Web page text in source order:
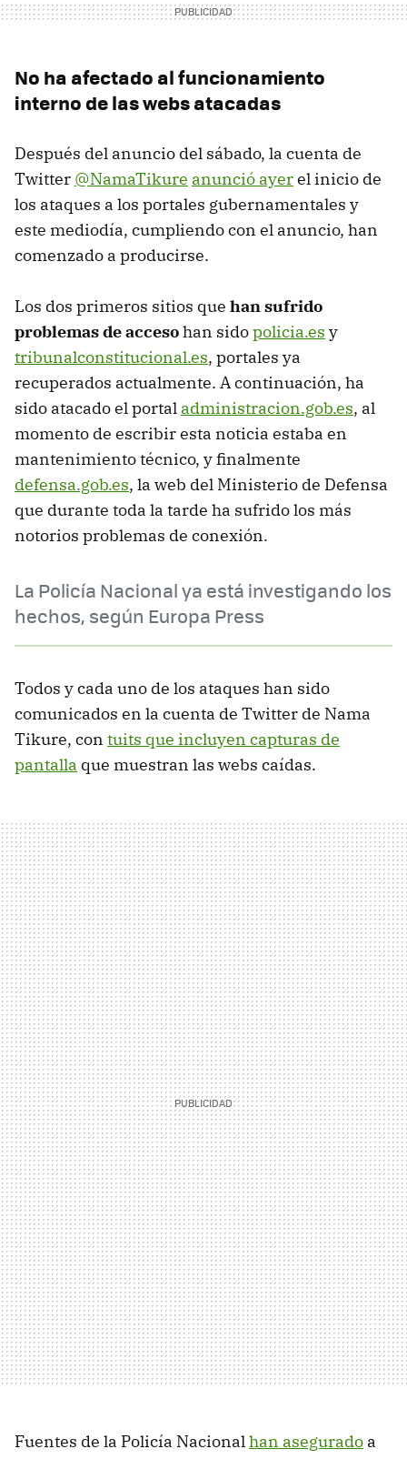
No ha afectado al funcionamiento
interno de las webs atacadas
Después del anuncio del sábado, la cuenta de
Twitter @NamaTikure anunció ayerel inicio de
los ataques a los portales gubernamentales y
este mediodía, cumpliendo con el anuncio, han
comenzado a producirse.
Los dos primeros sitios que han sufrido
problemas de accesohan sidopolicia.es y
tribunalconstitucional.es, portales ya
recuperados actualmente. A continuación, ha
sido atacado el portal administracion.gob.es, al
momento de escribir esta noticia estaba en
mantenimiento técnico, y finalmente
defensa.gob.es, la web del Ministerio de Defensa
que durante toda la tarde ha sufrido los más
notorios problemas de conexión.
La Policía Nacional ya está investigando los
hechos, según Europa Press
Todos y cada uno de los ataques han sido
comunicados en la cuenta de Twitter de Nama
Tikure, con tuits que incluyen capturas de
pantalla que muestran las webs caídas.
Fuentes de la Policía Nacional han asegurado a